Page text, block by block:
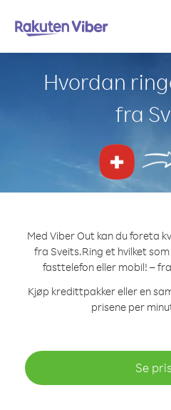
Hvordan
fra
Med Viber Out kan du foreta
fra Sveits.Ring et hvilket
fasttelefon eller mobil! –
Kjøp kredittpakker eller en
prisene per
Se